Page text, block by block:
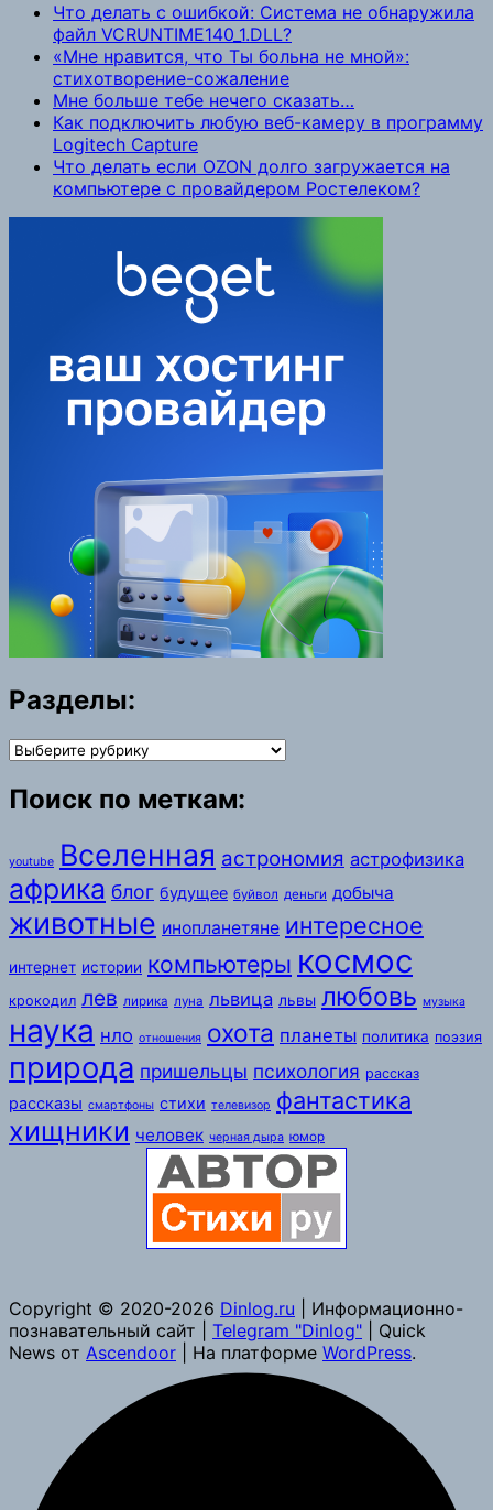
Что делать с ошибкой: Система не обнаружила
файл VCRUNTIME140_1.DLL?
«Мне нравится, что Ты больна не мной»:
стихотворение-сожаление
Мне больше тебе нечего сказать…
Как подключить любую веб-камеру в программу
Logitech Capture
Что делать если OZON долго загружается на
компьютере с провайдером Ростелеком?
Разделы:
Разделы:
Поиск по меткам:
youtube Вселенная астрономия астрофизика
африка блог будущее буйвол деньги добыча
животные инопланетяне интересное
интернет истории компьютеры космос
крокодил лев лирика луна львица львы любовь музыка
наука нло отношения охота планеты политика поэзия
природа пришельцы психология рассказ
рассказы смартфоны стихи телевизор фантастика
хищники человек черная дыра юмор
Copyright © 2020-2026 Dinlog.ru | Информационно-
познавательный сайт | Telegram "Dinlog" | Quick
News от Ascendoor | На платформе WordPress.